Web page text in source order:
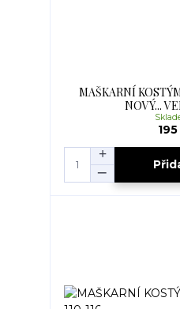
MAŠKARNÍ
NOVÝ...